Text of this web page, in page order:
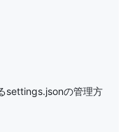
settings.jsonの管理方